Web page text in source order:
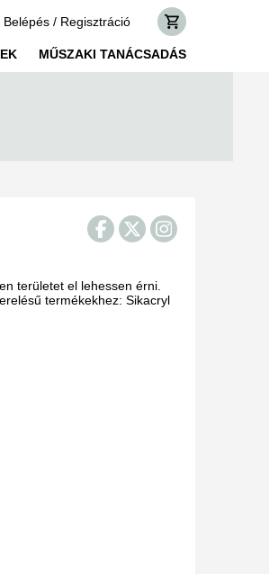
Belépés / Regisztráció
MŰSZAKI TANÁCSADÁS
területet el lehessen érni.
termékekhez: Sikacryl